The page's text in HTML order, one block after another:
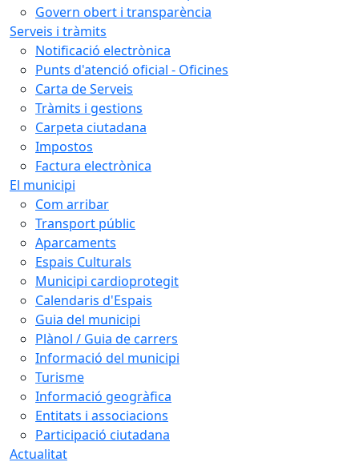
Govern obert i transparència
Serveis i tràmits
Notificació electrònica
Punts d'atenció oficial - Oficines
Carta de Serveis
Tràmits i gestions
Carpeta ciutadana
Impostos
Factura electrònica
El municipi
Com arribar
Transport públic
Aparcaments
Espais Culturals
Municipi cardioprotegit
Calendaris d'Espais
Guia del municipi
Plànol / Guia de carrers
Informació del municipi
Turisme
Informació geogràfica
Entitats i associacions
Participació ciutadana
Actualitat